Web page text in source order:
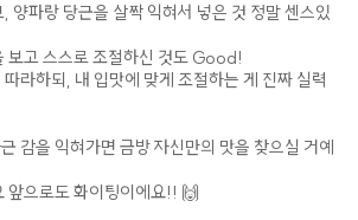
양파랑 당근을 살짝 익혀서 넣은 것 정말 센스있
보고 스스로 조절하신 것도 Good!
라하되, 내 입맛에 맞게 조절하는 게 진짜 실력
감을 익혀가면 금방 자신만의 맛을 찾으실 거예
앞으로도 화이팅이에요!! 🙌